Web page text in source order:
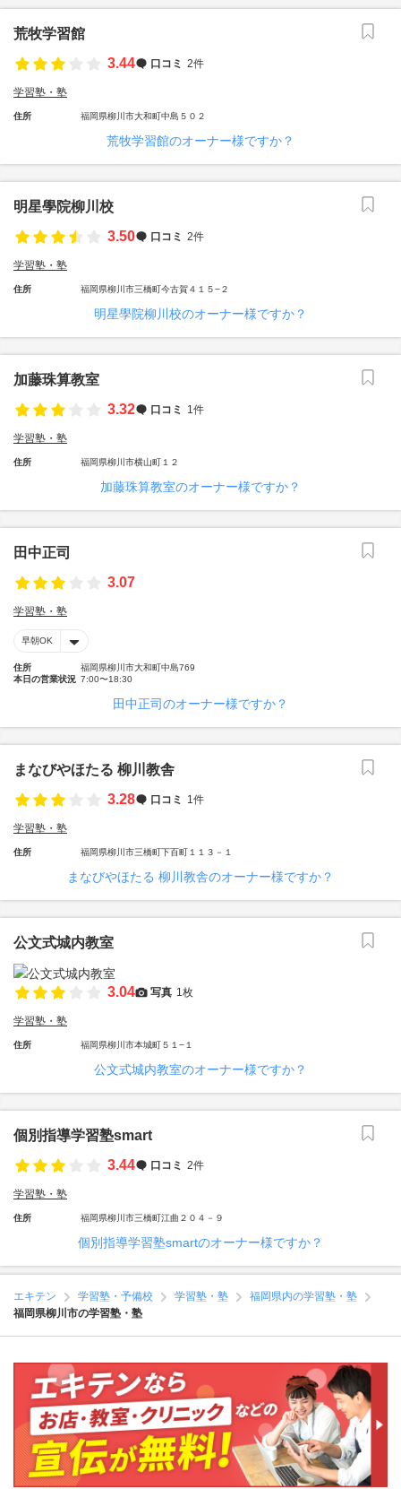
荒牧学習館
3.44
口コミ 2件
学習塾・塾
住所 福岡県柳川市大和町中島５０２
荒牧学習館のオーナー様ですか？
明星學院柳川校
3.50
口コミ 2件
学習塾・塾
住所 福岡県柳川市三橋町今古賀４１５−２
明星學院柳川校のオーナー様ですか？
加藤珠算教室
3.32
口コミ 1件
学習塾・塾
住所 福岡県柳川市横山町１２
加藤珠算教室のオーナー様ですか？
田中正司
3.07
学習塾・塾
早朝OK
住所
福岡県柳川市大和町中島769
本日の営業状況 7:00〜18:30
田中正司のオーナー様ですか？
まなびやほたる 柳川教舎
3.28
口コミ 1件
学習塾・塾
住所 福岡県柳川市三橋町下百町１１３－１
まなびやほたる 柳川教舎のオーナー様ですか？
公文式城内教室
3.04 写真 1枚
学習塾・塾
住所 福岡県柳川市本城町５１−１
公文式城内教室のオーナー様ですか？
個別指導学習塾smart
3.44
口コミ 2件
学習塾・塾
住所 福岡県柳川市三橋町江曲２０４－９
個別指導学習塾smartのオーナー様ですか？
エキテン 学習塾・予備校 学習塾・塾
福岡県内の学習塾・塾
福岡県柳川市の学習塾・塾